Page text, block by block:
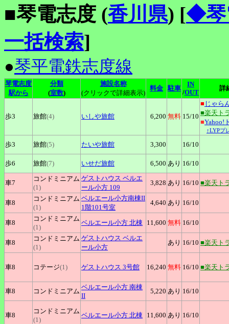
■琴電志度 (香川県) [◆琴
一括検索]
●琴平電鉄志度線
琴電志度
駅から
分類
(室数)
施設名称
(クリックで詳細表示)
料金 駐車
IN
/OUT
詳
歩3 旅館(4) いしや旅館 6,200 無料 15/10
■ じゃら
■楽天ト
■Yahoo!
↑LYPプ
歩3 旅館(5) たいや旅館 3,300 16/10
歩6 旅館(7) いせだ旅館 6,500 あり 16/10
車7
コンドミニアム
(1)
ゲストハウス ベルエ
ール小方 109
3,828 あり 16/10 ■楽天ト
車8
コンドミニアム
(1)
ベルエール小方南棟II
1階101号室
4,640 あり 16/10
車8
コンドミニアム
(1)
ベルエール小方 北棟 11,600 無料 16/10
車8
コンドミニアム
(1)
ゲストハウス ベルエ
ール小方
あり 16/10 ■楽天ト
車8 コテージ(1) ゲストハウス 3号館 16,240 無料 16/10 ■楽天ト
車8 コンドミニアム
ベルエール小方 南棟
II
5,220 あり 16/10
車8
コンドミニアム
(1)
ベルエール小方 北棟 11,600 あり 16/10